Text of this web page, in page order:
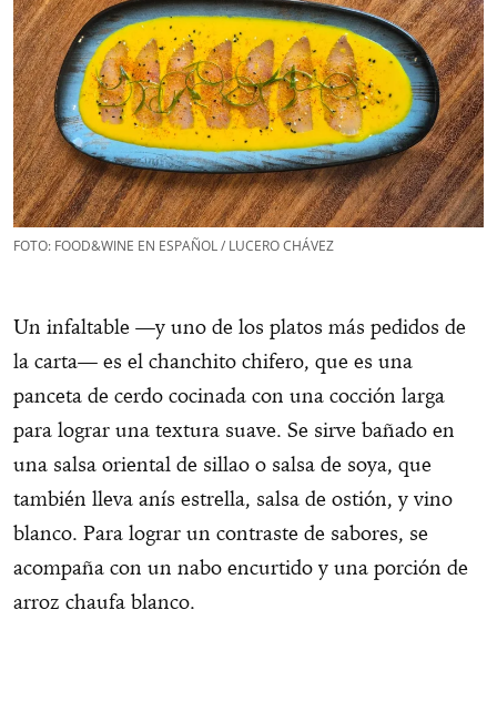
FOTO: FOOD&WINE EN ESPAÑOL / LUCERO CHÁVEZ
Un infaltable —y uno de los platos más pedidos de
la carta— es el chanchito chifero, que es una
panceta de cerdo cocinada con una cocción larga
para lograr una textura suave. Se sirve bañado en
una salsa oriental de sillao o salsa de soya, que
también lleva anís estrella, salsa de ostión, y vino
blanco. Para lograr un contraste de sabores, se
acompaña con un nabo encurtido y una porción de
arroz chaufa blanco.